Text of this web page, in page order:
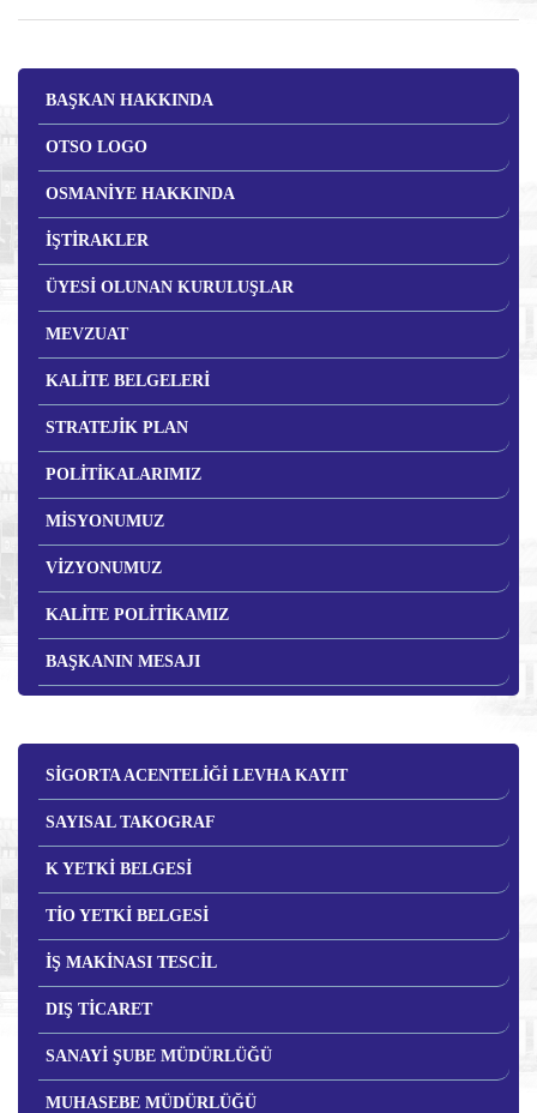
BAŞKAN HAKKINDA
OTSO LOGO
OSMANİYE HAKKINDA
İŞTİRAKLER
ÜYESİ OLUNAN KURULUŞLAR
MEVZUAT
KALİTE BELGELERİ
STRATEJİK PLAN
POLİTİKALARIMIZ
MİSYONUMUZ
VİZYONUMUZ
KALİTE POLİTİKAMIZ
BAŞKANIN MESAJI
SİGORTA ACENTELİĞİ LEVHA KAYIT
SAYISAL TAKOGRAF
K YETKİ BELGESİ
TİO YETKİ BELGESİ
İŞ MAKİNASI TESCİL
DIŞ TİCARET
SANAYİ ŞUBE MÜDÜRLÜĞÜ
MUHASEBE MÜDÜRLÜĞÜ